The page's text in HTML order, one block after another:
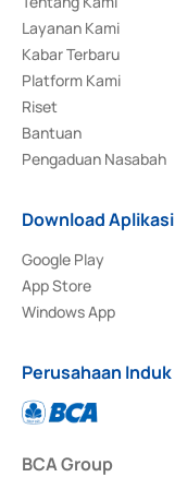
Layanan Kami
Kabar Terbaru
Platform Kami
Riset
Bantuan
Pengaduan Nasabah
Download Aplikasi
Google Play
App Store
Windows App
Perusahaan Induk
BCA Group